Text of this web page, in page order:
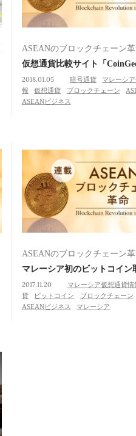
ASEANのブロックチェーン
仮想通貨比較サイト「
2018.01.05 暗号通貨
マレーシ
報
仮想通貨 ブロックチェーン
ASEANビジネス
ASEANのブロックチェーン
マレーシア初のビットコイン
2017.11.20 マレーシア仮想通貨情
貨
ビットコイン ブロックチェーン
ASEANビジネス
マレーシア